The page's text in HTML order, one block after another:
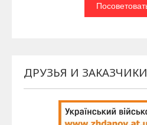
ДРУЗЬЯ И ЗАКАЗЧИКИ